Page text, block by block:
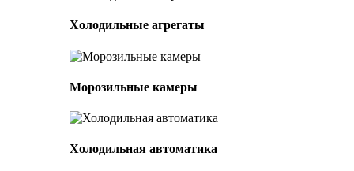
Холодильные агрегаты
Морозильные камеры
Холодильная автоматика